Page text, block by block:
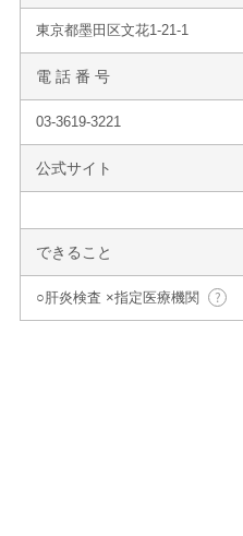
東京都墨田区文花1-21-1
電 話 番 号
03-3619-3221
公式サイト
できること
○肝炎検査 ×指定医療機関